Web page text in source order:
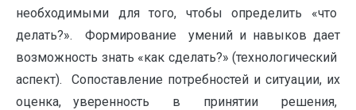
необходимыми для того, чтобы определить «что
делать?». Формирование умений и навыков дает
возможность знать «как сделать?» (технологический
аспект). Сопоставление потребностей и ситуации, их
оценка, уверенность в принятии решения,